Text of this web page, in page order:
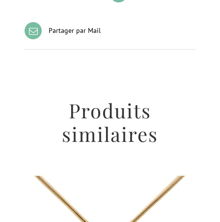
Partager par Mail
Produits
similaires